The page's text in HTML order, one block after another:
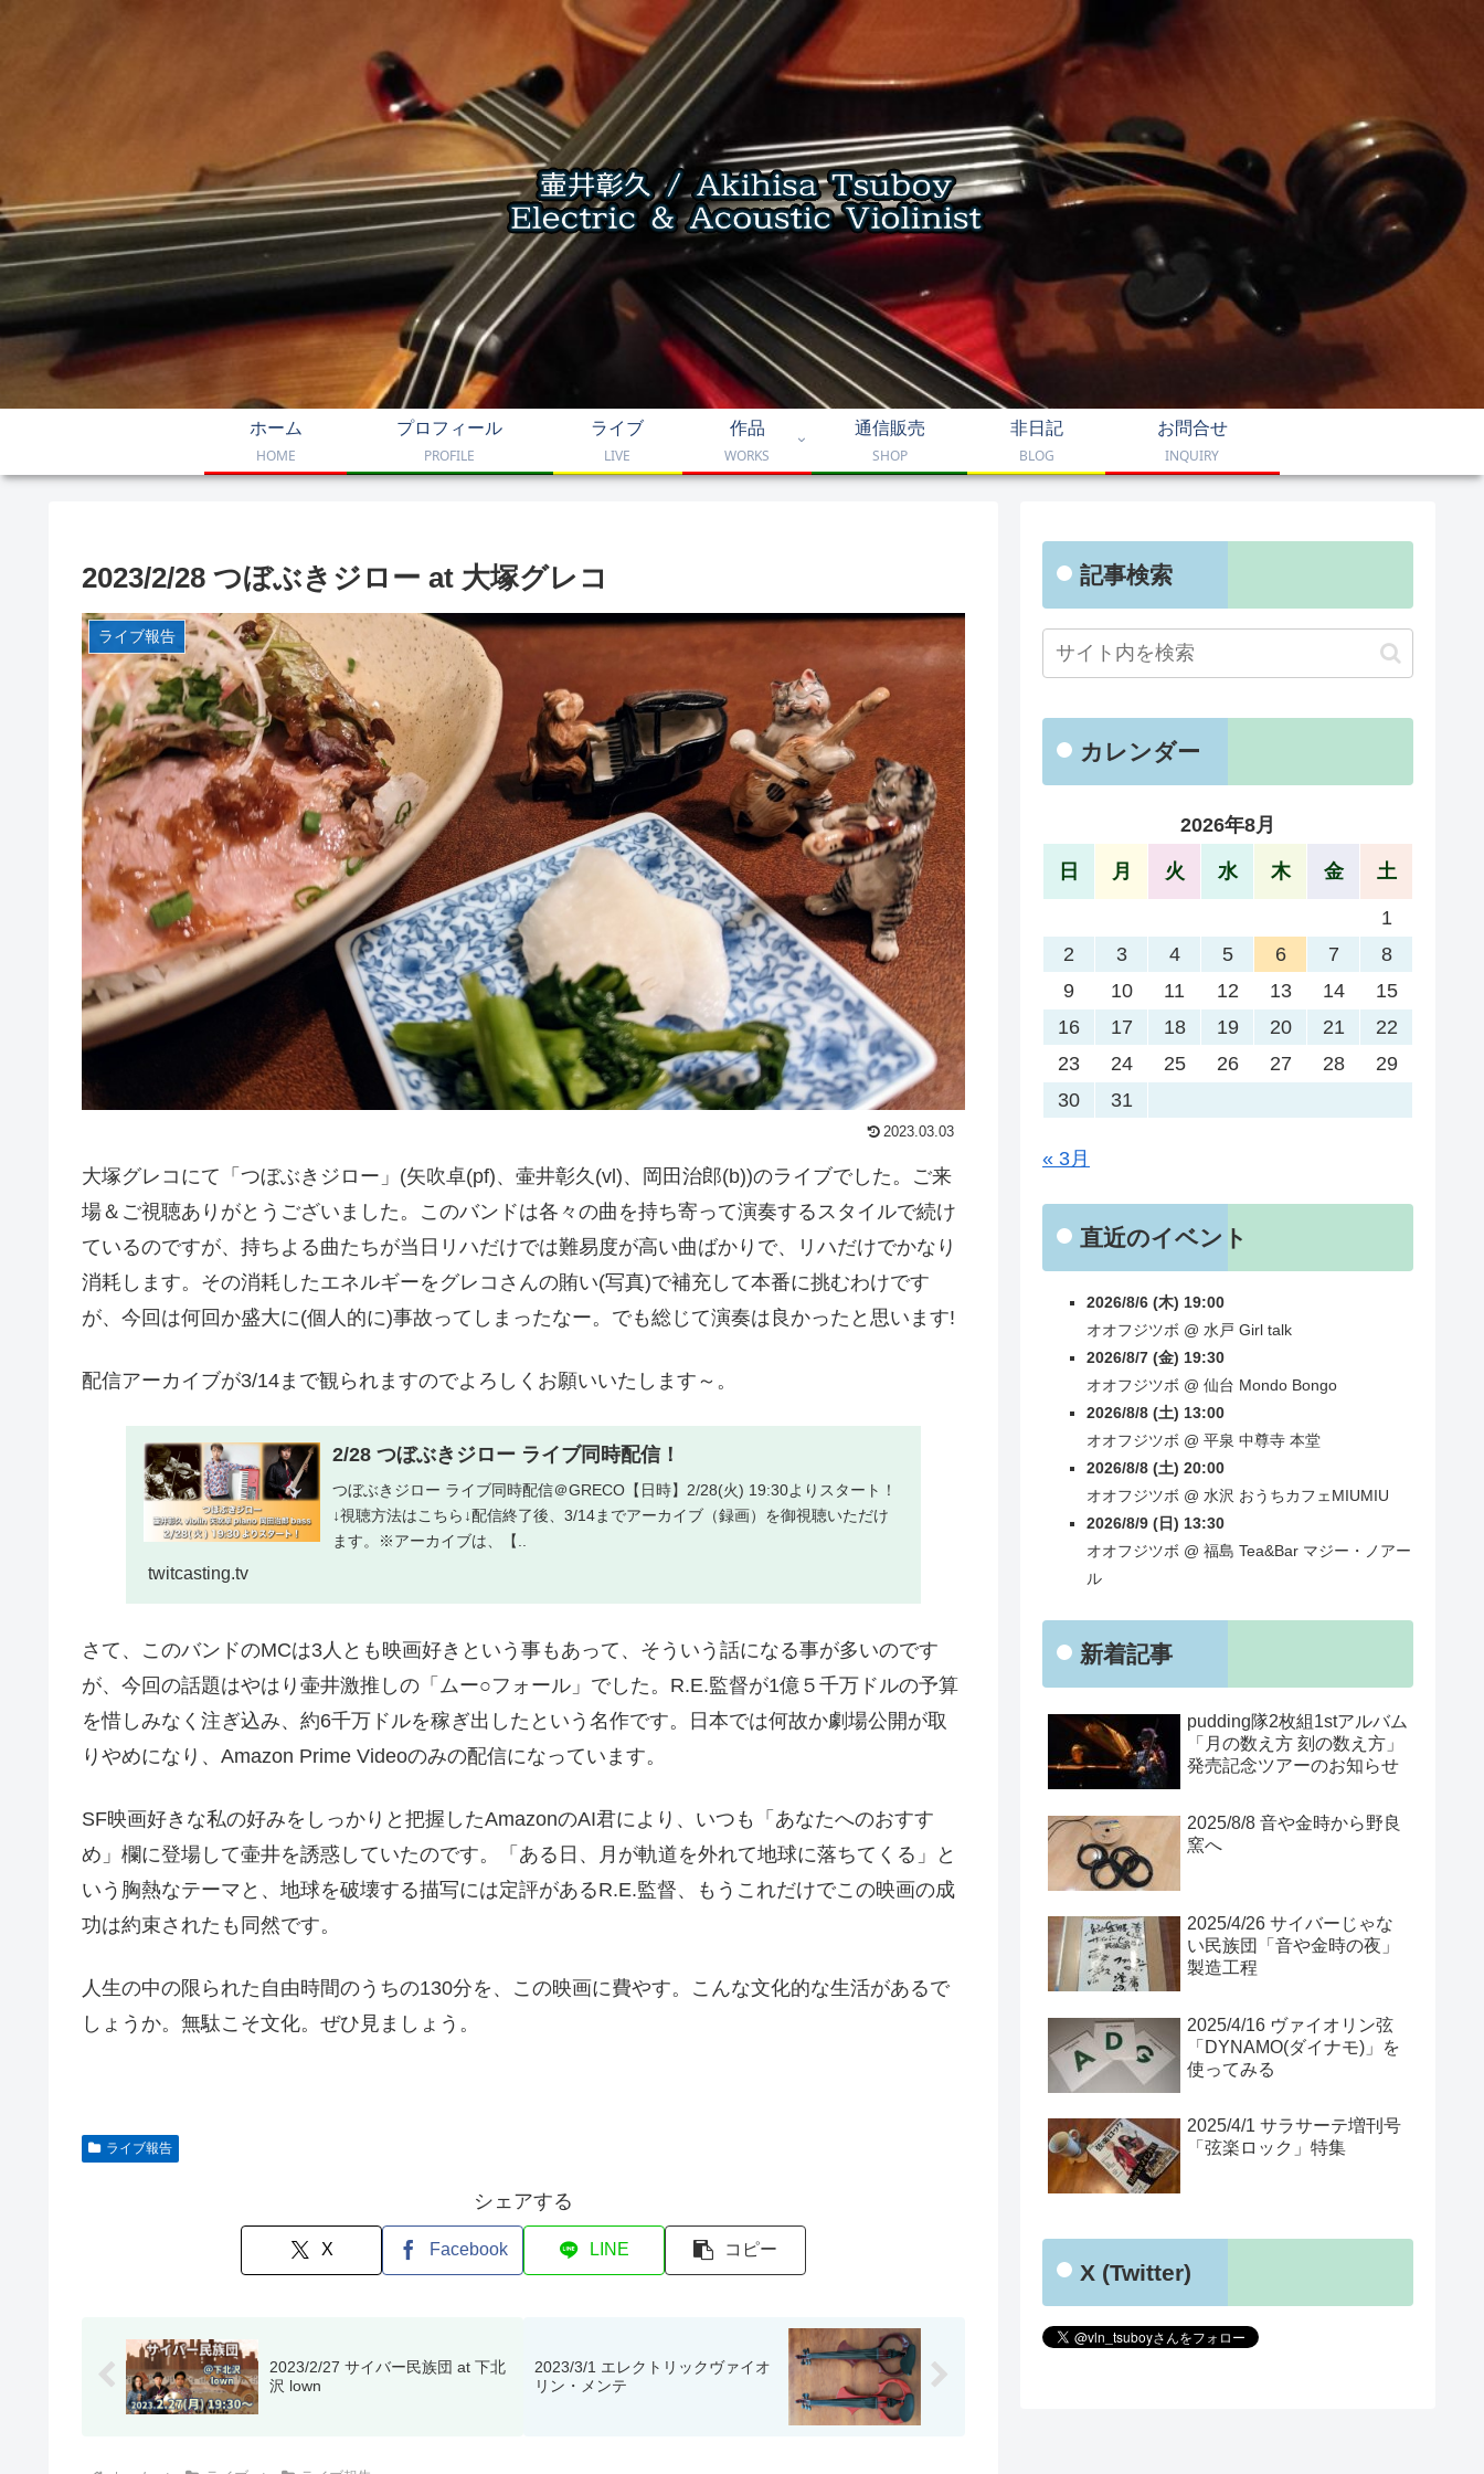
ホーム
HOME
プロフィール
PROFILE
ライブ
LIVE
作品
WORKS
通信販売
SHOP
非日記
BLOG
お問合せ
INQUIRY
2023/2/28 つぼぶきジロー at 大塚グレコ
ライブ報告
2023.03.03
大塚グレコにて「つぼぶきジロー」(矢吹卓(pf)、壷井彰久(vl)、岡田治郎(b))のライブでした。ご来
場＆ご視聴ありがとうございました。このバンドは各々の曲を持ち寄って演奏するスタイルで続け
ているのですが、持ちよる曲たちが当日リハだけでは難易度が高い曲ばかりで、リハだけでかなり
消耗します。その消耗したエネルギーをグレコさんの賄い(写真)で補充して本番に挑むわけです
が、今回は何回か盛大に(個人的に)事故ってしまったなー。でも総じて演奏は良かったと思います!
配信アーカイブが3/14まで観られますのでよろしくお願いいたします～。
2/28 つぼぶきジロー ライブ同時配信！
つぼぶきジロー ライブ同時配信＠GRECO【日時】2/28(火) 19:30よりスタート！
↓視聴方法はこちら↓配信終了後、3/14までアーカイブ（録画）を御視聴いただけ
ます。※アーカイブは、【..
twitcasting.tv
さて、このバンドのMCは3人とも映画好きという事もあって、そういう話になる事が多いのです
が、今回の話題はやはり壷井激推しの「ムー○フォール」でした。R.E.監督が1億５千万ドルの予算
を惜しみなく注ぎ込み、約6千万ドルを稼ぎ出したという名作です。日本では何故か劇場公開が取
りやめになり、Amazon Prime Videoのみの配信になっています。
SF映画好きな私の好みをしっかりと把握したAmazonのAI君により、いつも「あなたへのおすす
め」欄に登場して壷井を誘惑していたのです。「ある日、月が軌道を外れて地球に落ちてくる」と
いう胸熱なテーマと、地球を破壊する描写には定評があるR.E.監督、もうこれだけでこの映画の成
功は約束されたも同然です。
人生の中の限られた自由時間のうちの130分を、この映画に費やす。こんな文化的な生活があるで
しょうか。無駄こそ文化。ぜひ見ましょう。
ライブ報告
シェアする
X Facebook LINE コピー
2023/2/27 サイバー民族団 at 下北
沢 lown
2023/3/1 エレクトリックヴァイオ
リン・メンテ
記事検索
カレンダー
2026年8月
日 月 火 水 木 金 土
1
2
3 4 5 6 7
8
9
10 11 12 13 14
15
16
17 18 19 20 21
22
23
24 25 26 27 28
29
30
31
« 3月
直近のイベント
2026/8/6 (木) 19:00
オオフジツボ @ 水戸 Girl talk
2026/8/7 (金) 19:30
オオフジツボ @ 仙台 Mondo Bongo
2026/8/8 (土) 13:00
オオフジツボ @ 平泉 中尊寺 本堂
2026/8/8 (土) 20:00
オオフジツボ @ 水沢 おうちカフェMIUMIU
2026/8/9 (日) 13:30
オオフジツボ @ 福島 Tea&Bar マジー・ノアー
ル
新着記事
pudding隊2枚組1stアルバム
「月の数え方 刻の数え方」
発売記念ツアーのお知らせ
2025/8/8 音や金時から野良
窯へ
2025/4/26 サイバーじゃな
い民族団「音や金時の夜」
製造工程
2025/4/16 ヴァイオリン弦
「DYNAMO(ダイナモ)」を
使ってみる
2025/4/1 サラサーテ増刊号
「弦楽ロック」特集
X (Twitter)